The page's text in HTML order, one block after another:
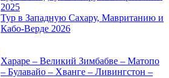
2025
Тур в Западную Сахару, Мавританию и
Кабо-Верде 2026
Хараре – Великий Зимбабве – Матопо
– Булавайо – Хванге – Ливингстон –